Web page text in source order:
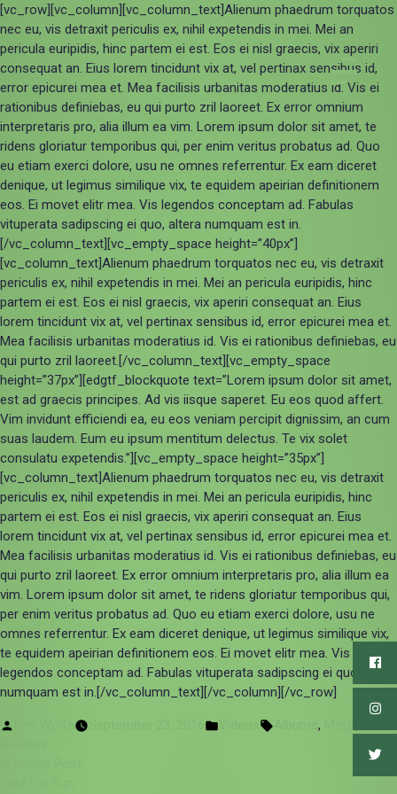
[vc_row][vc_column][vc_column_text]Alienum phaedrum torquatos
nec eu, vis detraxit periculis ex, nihil expetendis in mei. Mei an
pericula euripidis, hinc partem ei est. Eos ei nisl graecis, vix aperiri
consequat an. Eius lorem tincidunt vix at, vel pertinax sensibus id,
error epicurei mea et. Mea facilisis urbanitas moderatius id. Vis ei
rationibus definiebas, eu qui purto zril laoreet. Ex error omnium
interpretaris pro, alia illum ea vim. Lorem ipsum dolor sit amet, te
ridens gloriatur temporibus qui, per enim veritus probatus ad. Quo
eu etiam exerci dolore, usu ne omnes referrentur. Ex eam diceret
denique, ut legimus similique vix, te equidem apeirian definitionem
eos. Ei movet elitr mea. Vis legendos conceptam ad. Fabulas
vituperata sadipscing ei quo, altera numquam est in.
[/vc_column_text][vc_empty_space height=”40px”]
[vc_column_text]Alienum phaedrum torquatos nec eu, vis detraxit
periculis ex, nihil expetendis in mei. Mei an pericula euripidis, hinc
partem ei est. Eos ei nisl graecis, vix aperiri consequat an. Eius
lorem tincidunt vix at, vel pertinax sensibus id, error epicurei mea et.
Mea facilisis urbanitas moderatius id. Vis ei rationibus definiebas, eu
qui purto zril laoreet.[/vc_column_text][vc_empty_space
height=”37px”][edgtf_blockquote text=”Lorem ipsum dolor sit amet,
est ad graecis principes. Ad vis iisque saperet. Eu eos quod affert.
Vim invidunt efficiendi ea, eu eos veniam percipit dignissim, an cum
suas laudem. Eum eu ipsum mentitum delectus. Te vix solet
consulatu expetendis.”][vc_empty_space height=”35px”]
[vc_column_text]Alienum phaedrum torquatos nec eu, vis detraxit
periculis ex, nihil expetendis in mei. Mei an pericula euripidis, hinc
partem ei est. Eos ei nisl graecis, vix aperiri consequat an. Eius
lorem tincidunt vix at, vel pertinax sensibus id, error epicurei mea et.
Mea facilisis urbanitas moderatius id. Vis ei rationibus definiebas, eu
qui purto zril laoreet. Ex error omnium interpretaris pro, alia illum ea
vim. Lorem ipsum dolor sit amet, te ridens gloriatur temporibus qui,
per enim veritus probatus ad. Quo eu etiam exerci dolore, usu ne
omnes referrentur. Ex eam diceret denique, ut legimus similique vix,
te equidem apeirian definitionem eos. Ei movet elitr mea. Vis
legendos conceptam ad. Fabulas vituperata sadipscing ei quo, altera
numquam est in.[/vc_column_text][/vc_column][/vc_row]
,